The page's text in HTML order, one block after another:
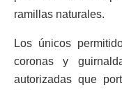
ramillas naturales.
Los únicos
coronas y
autorizadas que